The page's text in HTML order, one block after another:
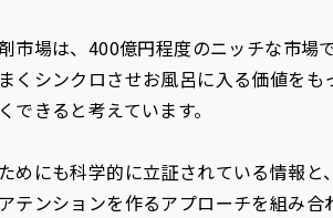
市場は、400億円程度のニッチな市場
くシンクロさせお風呂に入る価値を
できると考えています。
めにも科学的に立証されている情報
テンションを作るアプローチを組み